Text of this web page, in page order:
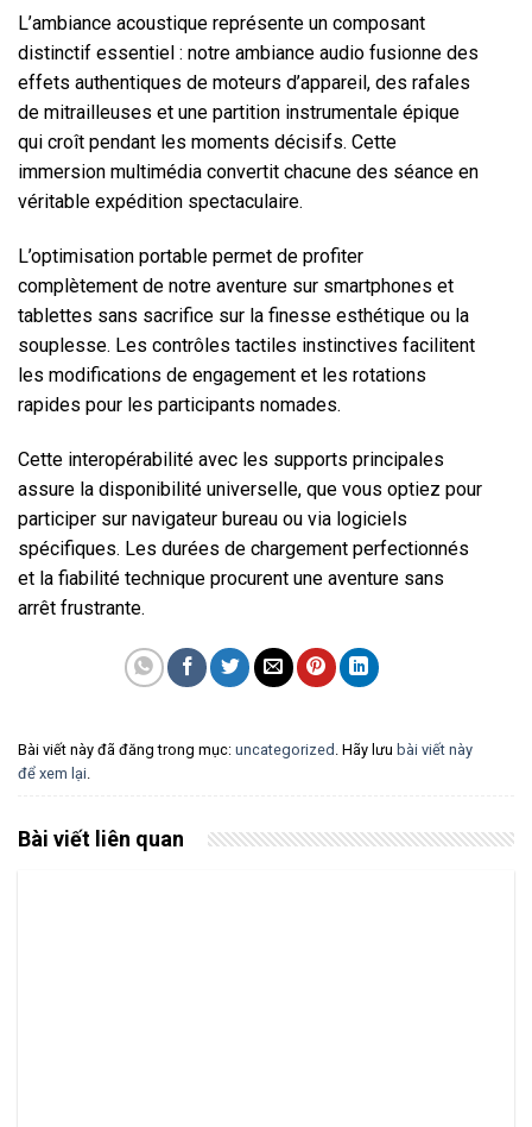
L’ambiance acoustique représente un composant
distinctif essentiel : notre ambiance audio fusionne des
effets authentiques de moteurs d’appareil, des rafales
de mitrailleuses et une partition instrumentale épique
qui croît pendant les moments décisifs. Cette
immersion multimédia convertit chacune des séance en
véritable expédition spectaculaire.
L’optimisation portable permet de profiter
complètement de notre aventure sur smartphones et
tablettes sans sacrifice sur la finesse esthétique ou la
souplesse. Les contrôles tactiles instinctives facilitent
les modifications de engagement et les rotations
rapides pour les participants nomades.
Cette interopérabilité avec les supports principales
assure la disponibilité universelle, que vous optiez pour
participer sur navigateur bureau ou via logiciels
spécifiques. Les durées de chargement perfectionnés
et la fiabilité technique procurent une aventure sans
arrêt frustrante.
Bài viết này đã đăng trong mục: uncategorized . Hãy lưu bài viết này
để xem lại.
Bài viết liên quan